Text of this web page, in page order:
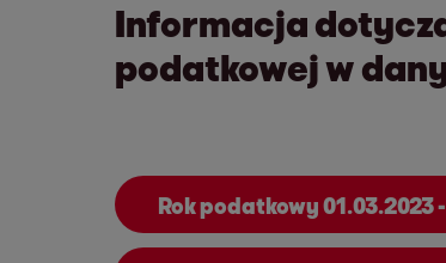
Informacja
podatkowej w
Rok podatkowy 01.03.2023